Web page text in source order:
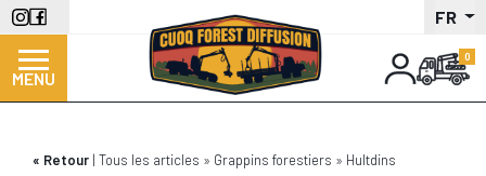
Aller
au
contenu
principal
FR
MENU
Retour Tous les articles Grappins forestiers
Hultdins